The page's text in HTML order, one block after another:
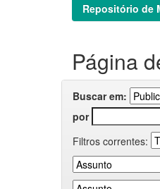
Repositório de
Página
Buscar em:
por
Filtros correntes: